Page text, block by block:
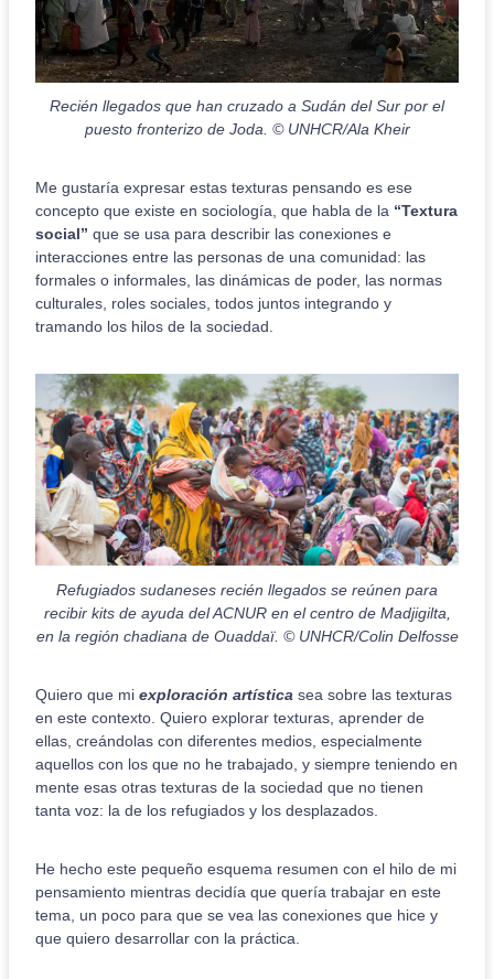
Recién llegados que han cruzado a Sudán del Sur por el
puesto fronterizo de Joda. © UNHCR/Ala Kheir
Me gustaría expresar estas texturas pensando es ese
concepto que existe en sociología, que habla de la “Textura
social” que se usa para describir las conexiones e
interacciones entre las personas de una comunidad: las
formales o informales, las dinámicas de poder, las normas
culturales, roles sociales, todos juntos integrando y
tramando los hilos de la sociedad.
Refugiados sudaneses recién llegados se reúnen para
recibir kits de ayuda del ACNUR en el centro de Madjigilta,
en la región chadiana de Ouaddaï. © UNHCR/Colin Delfosse
Quiero que mi exploración artística sea sobre las texturas
en este contexto. Quiero explorar texturas, aprender de
ellas, creándolas con diferentes medios, especialmente
aquellos con los que no he trabajado, y siempre teniendo en
mente esas otras texturas de la sociedad que no tienen
tanta voz: la de los refugiados y los desplazados.
He hecho este pequeño esquema resumen con el hilo de mi
pensamiento mientras decidía que quería trabajar en este
tema, un poco para que se vea las conexiones que hice y
que quiero desarrollar con la práctica.